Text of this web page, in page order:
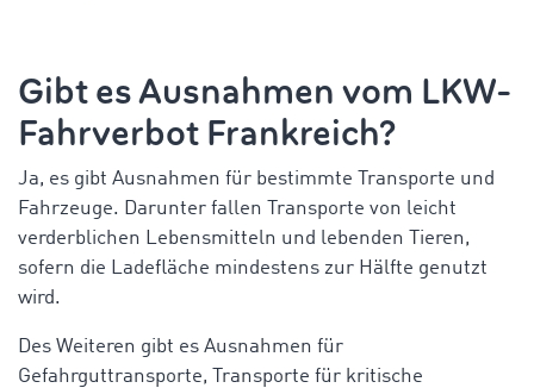
Gibt es Ausnahmen vom LKW-
Fahrverbot Frankreich?
Ja, es gibt Ausnahmen für bestimmte Transporte und
Fahrzeuge. Darunter fallen Transporte von leicht
verderblichen Lebensmitteln und lebenden Tieren,
sofern die Ladefläche mindestens zur Hälfte genutzt
wird.
Des Weiteren gibt es Ausnahmen für
Gefahrguttransporte, Transporte für kritische